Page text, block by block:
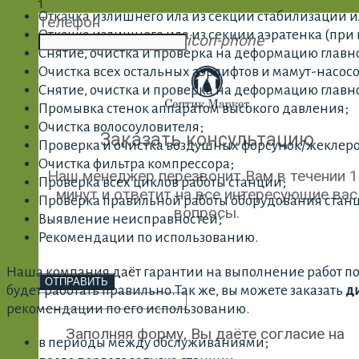
1
Телефон
icon-phone
Заказать консультацию
Наш менеджер перезвонит Вам в течении
минут и ответит на все интересующие вас
вопросы.
ОТПРАВИТЬ
Заполняя форму, Вы даёте согласие на
Откачка излишнего ила из секции стабилизации
Откачка излишнего ила из секции аэратенка
Снятие, очистка и проверка на деформацию
Очистка всех остальных аэрлифтов и мамут-
Снятие, очистка и проверка на деформацию
Промывка стенок аппаратом высокого давления;
Очистка волосоуловителя;
Проверка и очистка воздушных форсунок/
Очистка фильтра компрессора;
Проверка всех циклов работы станции;
Проверка правильной работы оборудования
Выявление неисправностей;
Рекомендации по использованию.
Наша компания даёт гарантии на выполнение работ по
будет работать правильно.Так же, вы можете заказать
рекомендации по его использованию.
в периоды между обслуживаниями;